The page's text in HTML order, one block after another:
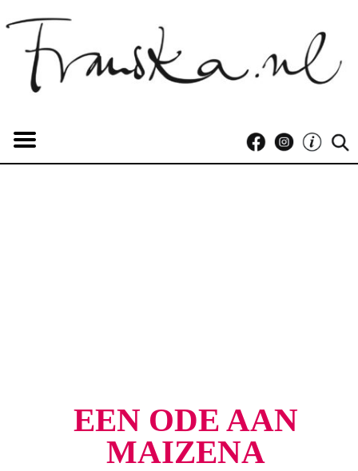
EEN ODE AAN
MAIZENA